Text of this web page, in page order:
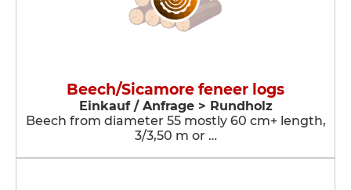
Beech/Sicamore feneer logs
Einkauf / Anfrage > Rundholz
Beech from diameter 55 mostly 60 cm+ length,
3/3,50 m or …